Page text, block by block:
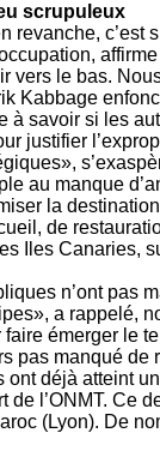
scrupuleux
revanche,
vers le bas.
Kabbage
savoir si les
justifier
au manque
la
de
Iles Canaries,
n’ont pas
a rappelé,
émerger le
pas manqué
déjà atteint
de l’ONMT.
(Lyon). De